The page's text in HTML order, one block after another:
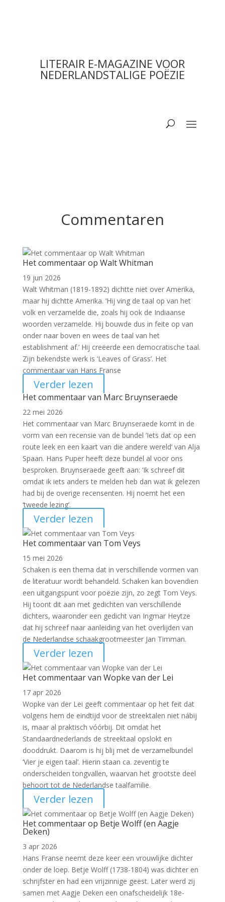
LITERAIR E-MAGAZINE VOOR
NEDERLANDSTALIGE POËZIE
Commentaren
Het commentaar op Walt Whitman
19 jun 2026
Walt Whitman (1819-1892) dichtte niet over Amerika,
maar hij dichtte Amerika. ‘Hij ving de taal op van het
volk en verzamelde die, zoals hij ook de Indiaanse
woorden verzamelde. Hij bouwde dus in feite op van
onder naar boven en wees de taal van het
establishment af.’ Hij creëerde een democratische taal.
Zijn bekendste werk is ‘Leaves of Grass’. Het
commentaar van Hans Franse
Verder lezen
Het commentaar van Marc Bruynseraede
22 mei 2026
Het commentaar van Marc Bruynseraede komt in de
vorm van een recensie van de bundel ‘Iets dat op een
route leek en een kaart van die andere wereld’ van Alja
Spaan. Hans Puper heeft deze bundel al voor ons
besproken. Bruynseraede geeft aan: ‘Ik schreef dit
omdat ik iets anders te melden heb dan wat ik gelezen
had bij de overige recensenten. Hij noemt het een
‘tweede lezing’.
Verder lezen
Het commentaar van Tom Veys
15 mei 2026
Schaken is een thema dat in verschillende vormen van
de literatuur wordt behandeld. Schaken kan bovendien
een uitgangspunt voor poëzie zijn, zo zegt Tom Veys.
Hij toont dit aan met gedichten van verschillende
dichters, waaronder een gedicht van Ingmar Heytze
dat hij schreef naar aanleiding van het overlijden van
de Nederlandse schaakgrootmeester Jan Timman.
Verder lezen
Het commentaar van Wopke van der Lei
17 apr 2026
Wopke van der Lei geeft commentaar op het feit dat
volgens hem de eindtijd voor de streektalen niet nábij
is, maar al praktisch vóórbij. Dit omdat het
Standaardnederlands de streektaal opslokt en
dooddrukt. Daarom is hij blij met de verzamelbundel
‘Vier je eigen taal’. Hierin staan ca. zeventig te
onderscheiden tongvallen, waarvan het grootste deel
behoort tot de Nederlandse taalfamilie.
Verder lezen
Het commentaar op Betje Wolff (en Aagje
Deken)
3 apr 2026
Hans Franse neemt deze keer een vrouwlijke dichter
onder de loep. Betje Wolff (1738-1804) was dichter en
schrijfster en had een vrijzinnige geest. Later werd zij
samen met Aagje Deken een onafscheidelijk 18e-